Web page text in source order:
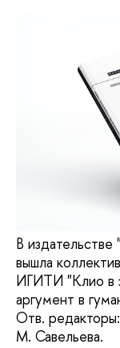
В
вышла
ИГИТИ "Клио в
аргумент в
Отв.
М. Савельева.